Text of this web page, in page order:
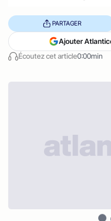
Écoutez cet article0:00min
PARTAGER
Ajouter